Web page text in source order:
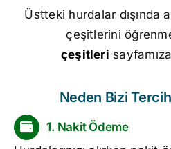
Üstteki hurdalar dışında
çeşitlerini
çeşitleri
Neden Bizi
1. Nakit Ödeme